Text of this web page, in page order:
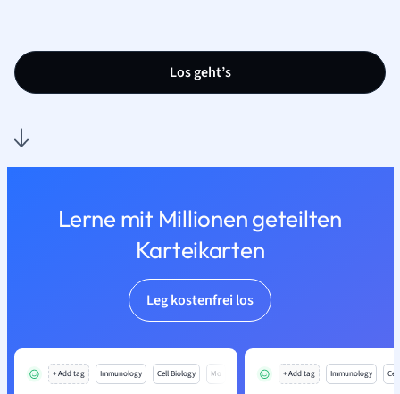
Los geht’s
Lerne mit Millionen geteilten
Karteikarten
Leg kostenfrei los
+ Add tag Immunology Cell Biology Mo + Add tag Immunology